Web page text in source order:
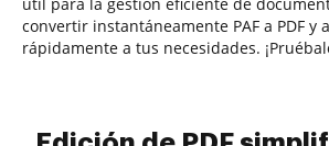
convertir instantáneamente PAF a PDF y
rápidamente a tus necesidades.